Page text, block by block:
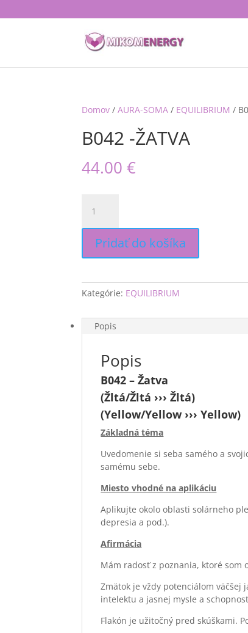
Domov /AURA-SOMA / EQUILIBRIUM /
B042 -ŽATVA
44.00€
B042
-ŽATVA
Pridať do košíka
Kategórie: EQUILIBRIUM
Popis
Popis
B042 – Žatva
(Žltá/Žltá ››› Žltá)
(Yellow/Yellow ››› Yellow)
Základná téma
Uvedomenie si seba samého a
samému sebe.
Miesto vhodné na aplikáciu
Aplikujte okolo oblasti solárneho
depresia a pod.).
Afirmácia
Mám radosť z poznania, ktoré som
Zmätok je vždy potenciálom väčšej
intelektu a jasnej mysle a
Flakón je užitočný pred skúškami.